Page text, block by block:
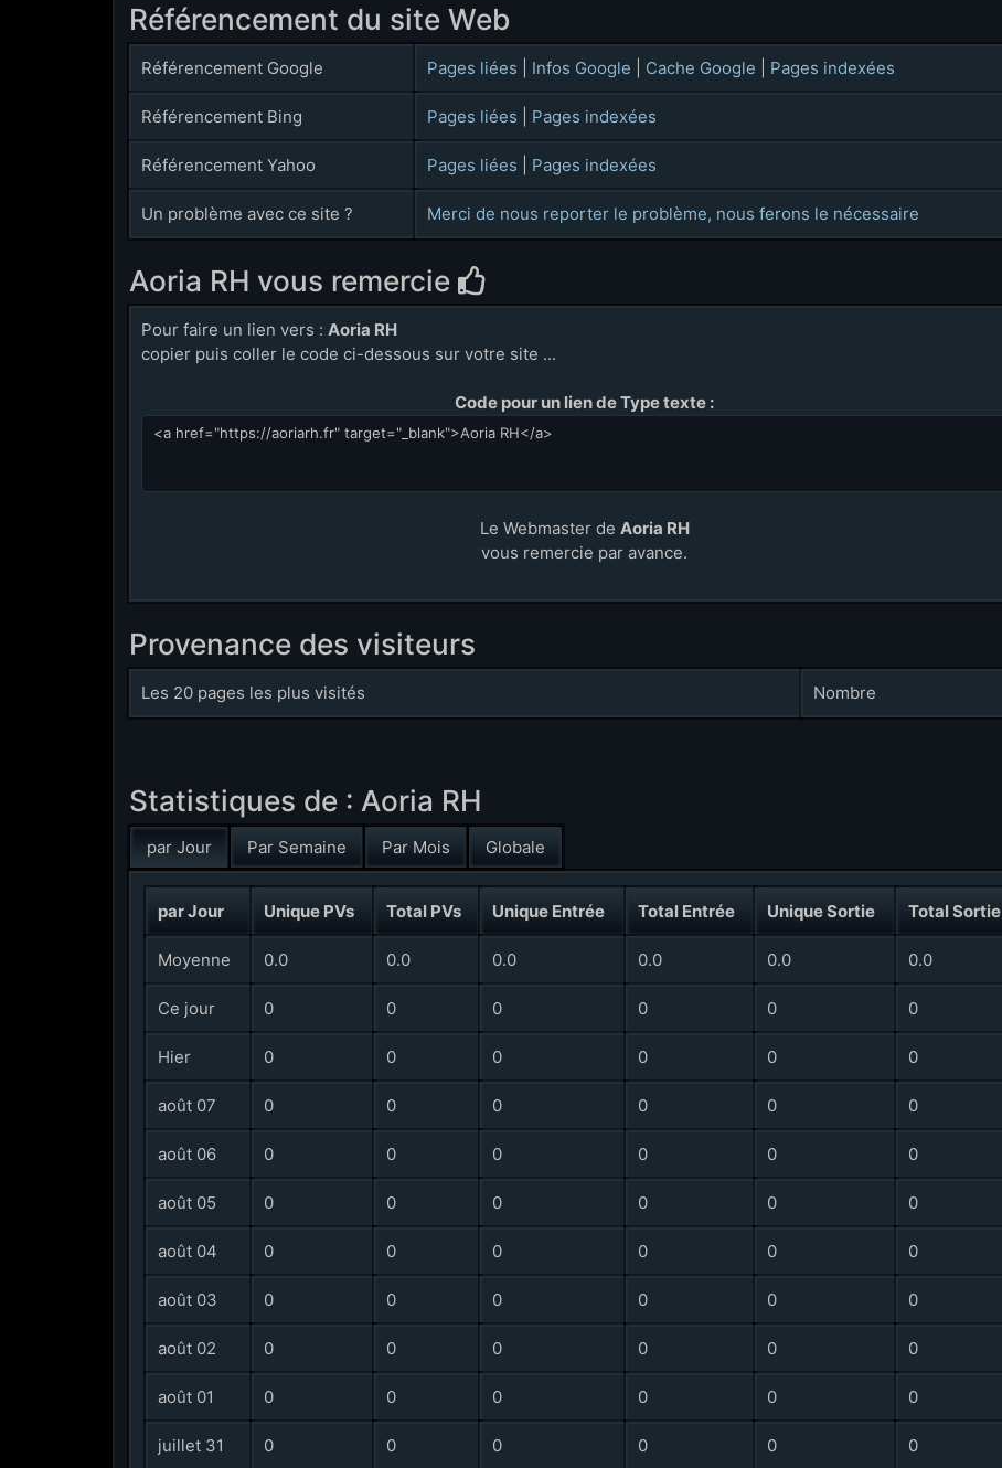
Référencement du site Web
Référencement Google Pages liées Infos Google Cache Google Pages indexées
Référencement Bing Pages liées Pages indexées
Référencement Yahoo Pages liées Pages indexées
Un problème avec ce site ? Merci de nous reporter le problème, nous ferons le nécessaire
Aoria RH vous remercie
Pour faire un lien vers :Aoria RH
copier puis coller le code ci-dessous sur votre site ...
Code pour un lien de Type texte :
Le Webmaster de Aoria RH
vous remercie par avance.
Provenance des visiteurs
Les 20 pages les plus visités Nombre
Statistiques de : Aoria RH
par Jour Par Semaine Par Mois Globale
par Jour Unique PVs Total PVs Unique Entrée Total Entrée Unique Sortie Total Sortie
Moyenne 0.0 0.0 0.0 0.0 0.0 0.0
Ce jour 0 0 0 0 0 0
Hier 0 0 0 0 0 0
août 07 0 0 0 0 0 0
août 06 0 0 0 0 0 0
août 05 0 0 0 0 0 0
août 04 0 0 0 0 0 0
août 03 0 0 0 0 0 0
août 02 0 0 0 0 0 0
août 01 0 0 0 0 0 0
juillet 31 0 0 0 0 0 0